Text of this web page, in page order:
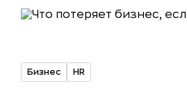
Бизнес HR